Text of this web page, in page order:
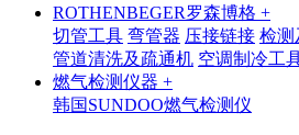
ROTHENBEGER罗森博格 +
切管工具 弯管器 压接链接 检测
管道清洗及疏通机 空调制冷工
燃气检测仪器 +
韩国SUNDOO燃气检测仪